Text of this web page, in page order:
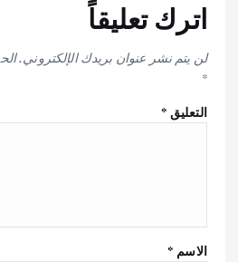
اترك تعليقاً
لن يتم نشر عنوان بريدك الإلكتروني.
*
التعليق*
الاسم *